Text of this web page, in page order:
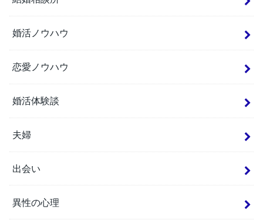
婚活ノウハウ
恋愛ノウハウ
婚活体験談
夫婦
出会い
異性の心理